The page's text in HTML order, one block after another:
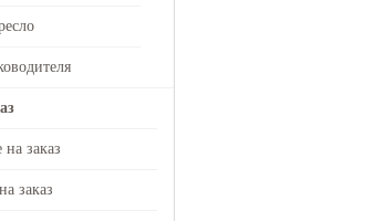
заказ
заказ